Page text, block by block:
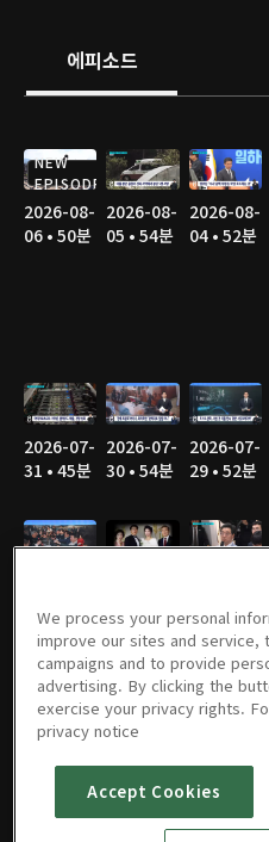
에피소드
NEW
EPISODE
2026-08-
06 • 50분
2026-08-
05 • 54분
2026-08-
04 • 52분
2026-07-
31 • 45분
2026-07-
30 • 54분
2026-07-
29 • 52분
23 • 52분
2026-07-
19 • 32분
2026-07-
18 • 26분
2026-07-
We process your personal
improve our sites and service,
campaigns and to provide
advertising. By clicking the
exercise your privacy rights.
privacy notice
Accept Cookies